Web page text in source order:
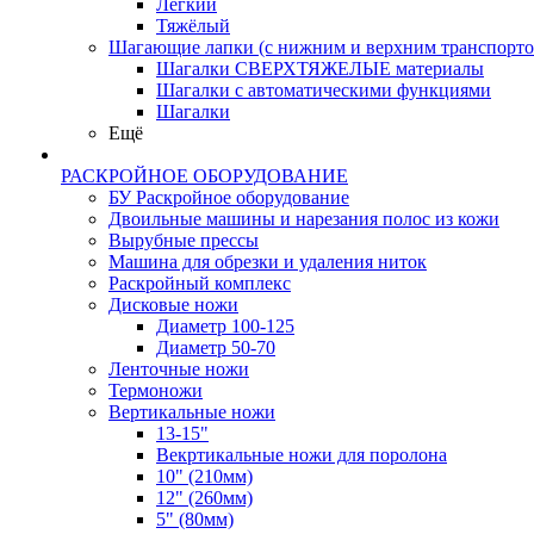
Лёгкий
Тяжёлый
Шагающие лапки (с нижним и верхним
Шагалки СВЕРХТЯЖЕЛЫЕ материалы
Шагалки с автоматическими функциями
Шагалки
Ещё
РАСКРОЙНОЕ ОБОРУДОВАНИЕ
БУ Раскройное оборудование
Двоильные машины и нарезания полос из кожи
Вырубные прессы
Машина для обрезки и удаления ниток
Раскройный комплекс
Дисковые ножи
Диаметр 100-125
Диаметр 50-70
Ленточные ножи
Термоножи
Вертикальные ножи
13-15"
Векртикальные ножи для поролона
10" (210мм)
12" (260мм)
5" (80мм)